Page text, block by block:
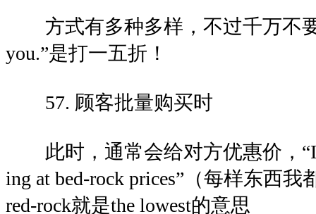
方式有多种多样，不过千万不要
you.”是打一五折！
57. 顾客批量购买时
此时，通常会给对方优惠价，
ing at bed-rock prices”（每样东西
red-rock就是the lowest的意思